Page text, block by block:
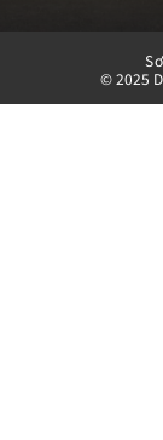
©︎ 2025